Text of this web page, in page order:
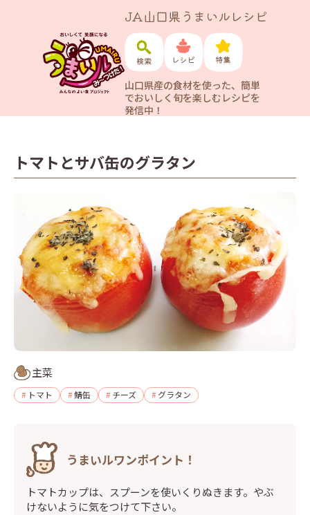
JA山口県うまいルレシピ
山口県産の食材を使った、簡単
でおいしく旬を楽しむレシピを
発信中！
トマトとサバ缶のグラタン
主菜
トマト 鯖缶 チーズ グラタン
うまいルワンポイント！
トマトカップは、スプーンを使いくりぬきます。やぶ
けないように気をつけて下さい。